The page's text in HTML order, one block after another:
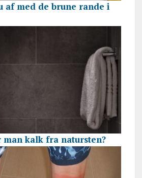
af med de brune rande i
kalk fra natursten?